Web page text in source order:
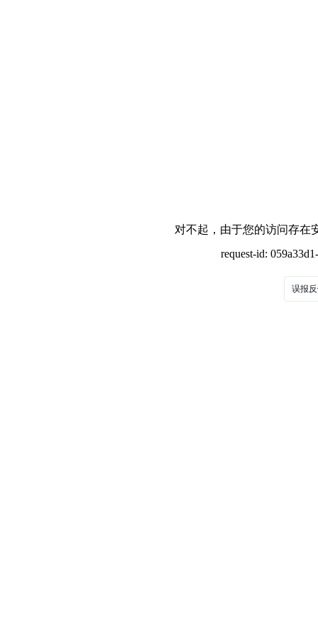
对不起，由于您的访问存在
request-id:
误报